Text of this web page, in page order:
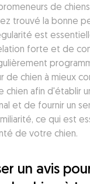
de
trouvé la bonne
est
forte et de
de chien à mieux
chien afin d'établir
et de fournir un
ce qui est
de votre chien.
un avis